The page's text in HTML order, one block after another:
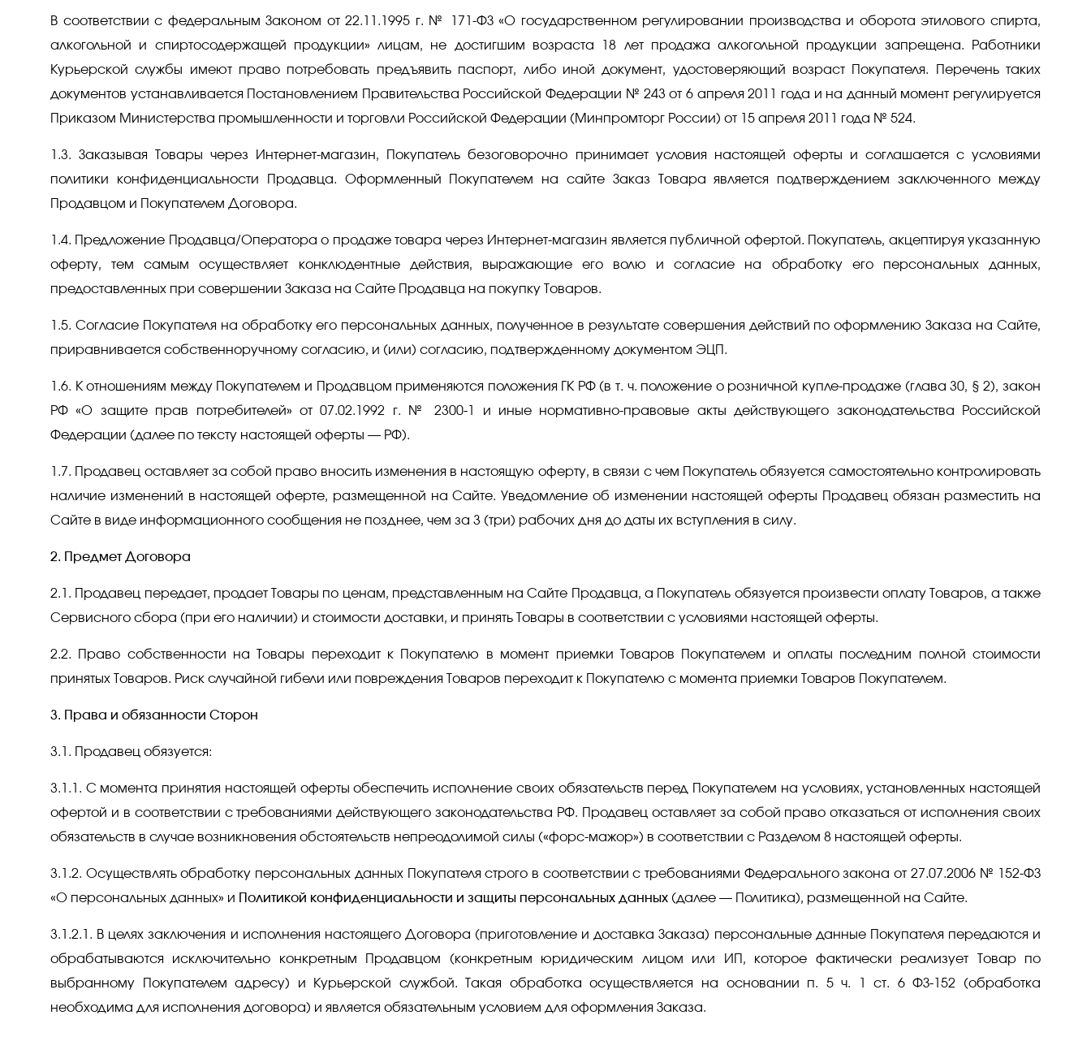
В соответствии с федеральным Законом от 22.11.1995 г. № 171-ФЗ «О государственном регулировании производства и оборота этилового спирта,
алкогольной и спиртосодержащей продукции» лицам, не достигшим возраста 18 лет продажа алкогольной продукции запрещена. Работники
Курьерской службы имеют право потребовать предъявить паспорт, либо иной документ, удостоверяющий возраст Покупателя. Перечень таких
документов устанавливается Постановлением Правительства Российской Федерации № 243 от 6 апреля 2011 года и на данный момент регулируется
Приказом Министерства промышленности и торговли Российской Федерации (Минпромторг России) от 15 апреля 2011 года № 524.
1.3. Заказывая Товары через Интернет-магазин, Покупатель безоговорочно принимает условия настоящей оферты и соглашается с условиями
политики конфиденциальности Продавца. Оформленный Покупателем на сайте Заказ Товара является подтверждением заключенного между
Продавцом и Покупателем Договора.
1.4. Предложение Продавца/Оператора о продаже товара через Интернет-магазин является публичной офертой. Покупатель, акцептируя указанную
оферту, тем самым осуществляет конклюдентные действия, выражающие его волю и согласие на обработку его персональных данных,
предоставленных при совершении Заказа на Сайте Продавца на покупку Товаров.
1.5. Согласие Покупателя на обработку его персональных данных, полученное в результате совершения действий по оформлению Заказа на Сайте,
приравнивается собственноручному согласию, и (или) согласию, подтвержденному документом ЭЦП.
1.6. К отношениям между Покупателем и Продавцом применяются положения ГК РФ (в т. ч. положение о розничной купле-продаже (глава 30, § 2), закон
РФ «О защите прав потребителей» от 07.02.1992 г. № 2300-1 и иные нормативно-правовые акты действующего законодательства Российской
Федерации (далее по тексту настоящей оферты — РФ).
1.7. Продавец оставляет за собой право вносить изменения в настоящую оферту, в связи с чем Покупатель обязуется самостоятельно контролировать
наличие изменений в настоящей оферте, размещенной на Сайте. Уведомление об изменении настоящей оферты Продавец обязан разместить на
Сайте в виде информационного сообщения не позднее, чем за 3 (три) рабочих дня до даты их вступления в силу.
2. Предмет Договора
2.1. Продавец передает, продает Товары по ценам, представленным на Сайте Продавца, а Покупатель обязуется произвести оплату Товаров, а также
Сервисного сбора (при его наличии) и стоимости доставки, и принять Товары в соответствии с условиями настоящей оферты.
2.2. Право собственности на Товары переходит к Покупателю в момент приемки Товаров Покупателем и оплаты последним полной стоимости
принятых Товаров. Риск случайной гибели или повреждения Товаров переходит к Покупателю с момента приемки Товаров Покупателем.
3. Права и обязанности Сторон
3.1. Продавец обязуется:
3.1.1. С момента принятия настоящей оферты обеспечить исполнение своих обязательств перед Покупателем на условиях, установленных настоящей
офертой и в соответствии с требованиями действующего законодательства РФ. Продавец оставляет за собой право отказаться от исполнения своих
обязательств в случае возникновения обстоятельств непреодолимой силы («форс-мажор») в соответствии с Разделом 8 настоящей оферты.
3.1.2. Осуществлять обработку персональных данных Покупателя строго в соответствии с требованиями Федерального закона от 27.07.2006 № 152-ФЗ
«О персональных данных» и
Политикой конфиденциальности и защиты персональных данных (далее — Политика), размещенной на Сайте.
3.1.2.1. В целях заключения и исполнения настоящего Договора (приготовление и доставка Заказа) персональные данные Покупателя передаются и
обрабатываются исключительно конкретным Продавцом (конкретным юридическим лицом или ИП, которое фактически реализует Товар по
выбранному Покупателем адресу) и Курьерской службой. Такая обработка осуществляется на основании п. 5 ч. 1 ст. 6 ФЗ-152 (обработка
необходима для исполнения договора) и является обязательным условием для оформления Заказа.